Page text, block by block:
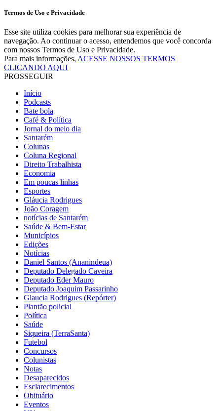
Termos de Uso e Privacidade
Esse site utiliza cookies para melhorar sua experiência de
navegação. Ao continuar o acesso, entendemos que você concorda
com nossos Termos de Uso e Privacidade.
Para mais informações, ACESSE NOSSOS TERMOS
CLICANDO AQUI
PROSSEGUIR
Início
Podcasts
Bate bola
Café & Política
Jornal do meio dia
Santarém
Colunas
Coluna Regional
Direito Trabalhista
Economia
Em poucas linhas
Esportes
Gláucia Rodrigues
João Coragem
notícias de Santarém
Saúde & Bem-Estar
Municípios
Edições
Notícias
Daniel Santos (Ananindeua)
Deputado Delegado Caveira
Deputado Eder Mauro
Deputado Joaquim Passarinho
Glaucia Rodrigues (Repórter)
Plantão policial
Política
Saúde
Siqueira (TerraSanta)
Futebol
Concursos
Colunistas
Notas
Desaparecidos
Esclarecimentos
Obituário
Eventos